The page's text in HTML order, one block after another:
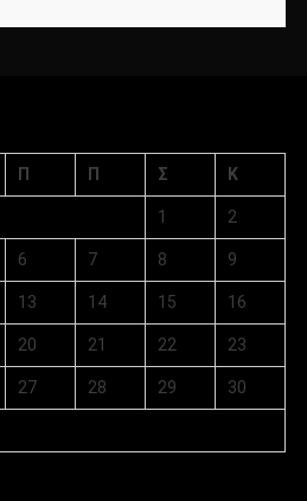
Π Π Σ Κ
1 2
6 7 8 9
13 14 15 16
20 21 22 23
27 28 29 30